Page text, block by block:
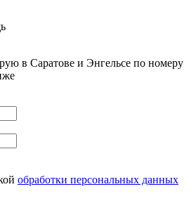
в Саратове и Энгельсе по номеру
обработки персональных данных